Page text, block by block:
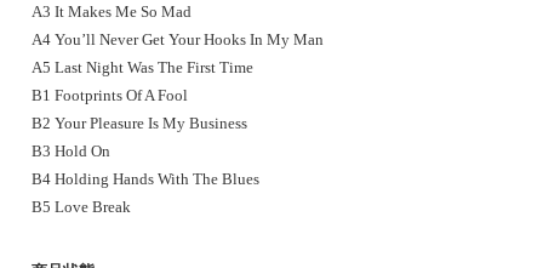
A3 It Makes Me So Mad
A4 You’ll Never Get Your Hooks In My Man
A5 Last Night Was The First Time
B1 Footprints Of A Fool
B2 Your Pleasure Is My Business
B3 Hold On
B4 Holding Hands With The Blues
B5 Love Break